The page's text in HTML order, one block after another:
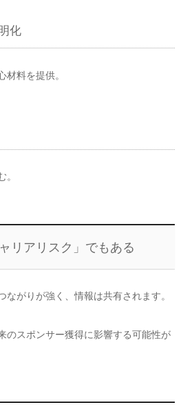
化
材料を提供。
。
リアリスク」でもある
ながりが強く、情報は共有されます。
のスポンサー獲得に影響する可能性が